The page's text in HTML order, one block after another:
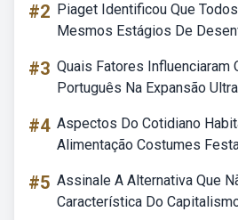
#2 Piaget Identificou Que
Mesmos Estágios De
#3 Quais Fatores Influenciaram
Português Na Expansão
#4 Aspectos Do Cotidiano
Alimentação Costumes
#5 Assinale A Alternativa Que
Característica Do